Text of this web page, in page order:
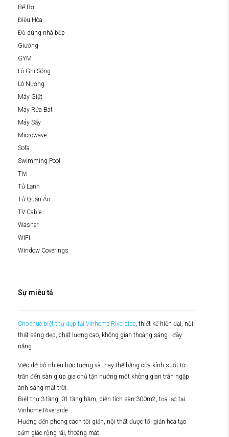
Bể Bơi
Điều Hòa
Đồ dùng nhà bếp
Giường
GYM
Lò Ghi Sóng
Lò Nướng
Máy Giặt
Máy Rửa Bát
Máy Sấy
Microwave
Sofa
Swimming Pool
Tivi
Tủ Lạnh
Tủ Quần Áo
TV Cable
Washer
WiFi
Window Coverings
Sự miêu tả
Cho thuê biệt thự đẹp tại Vinhome Riverside , thiết kế hiện đại, nội
thất sáng đẹp, chất lượng cao, không gian thoáng sáng , đầy
nắng
Việc dỡ bỏ nhiều bức tường và thay thế bằng cửa kính suốt từ
trần đến sàn giúp gia chủ tận hưởng một không gian tràn ngập
ánh sáng mặt trời.
Biệt thự 3 tầng, 01 tầng hầm, diện tích sàn 300m2, tọa lạc tại
Vinhome Riverside
Hướng đến phong cách tối giản, nội thất được tối giản hóa tạo
cảm giác rộng rãi, thoáng mát